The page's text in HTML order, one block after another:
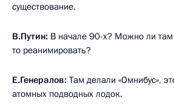
существование.
В.Путин: В начале 90-х? Можно ли там
то реанимировать?
Е.Генералов: Там делали «Омнибус»,
атомных подводных лодок.